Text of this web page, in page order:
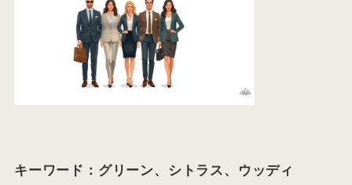
キーワード：グリーン、シトラス、ウッディ